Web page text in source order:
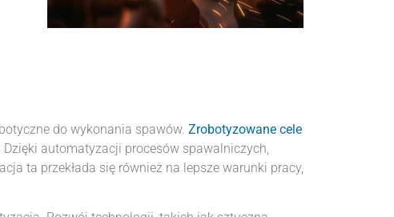
do wykonania spawów. Zrobotyzowane cele
automatyzacji procesów spawalniczych,
ta przekłada się również na lepsze warunki pracy,